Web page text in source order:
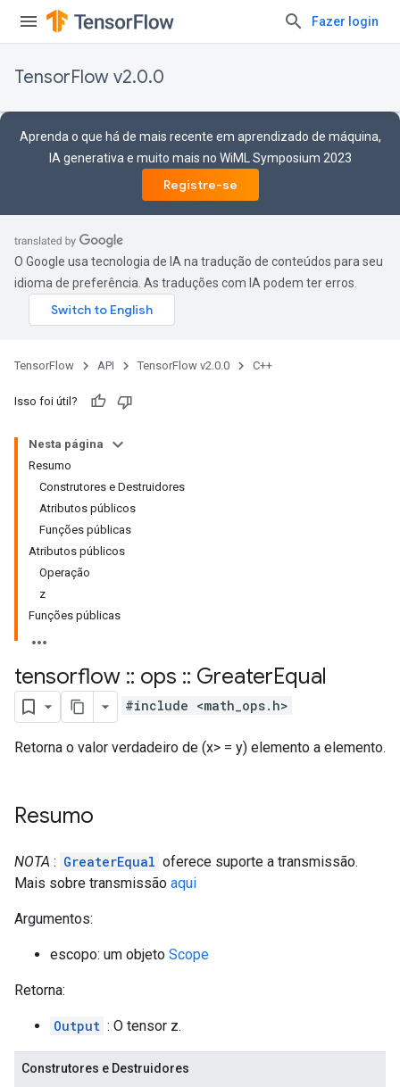
Fazer login
TensorFlow v2.0.0
Aprenda o que há de mais recente em aprendizado de máquina,
IA generativa e muito mais no WiML Symposium 2023
Registre-se
O Google usa tecnologia de IA na tradução de conteúdos para seu
idioma de preferência. As traduções com IA podem ter erros.
TensorFlow API TensorFlow v2.0.0 C++
Isso foi útil?
Nesta página
Resumo
Construtores e Destruidores
Atributos públicos
Funções públicas
Atributos públicos
Operação
z
Funções públicas
tensorflow :: ops :: GreaterEqual
#include <math_ops.h>
Retorna o valor verdadeiro de (x> = y) elemento a elemento.
Resumo
NOTA : GreaterEqual oferece suporte a transmissão.
Mais sobre transmissão aqui
Argumentos:
escopo: um objeto Scope
Retorna:
Output : O tensor z.
Construtores e Destruidores